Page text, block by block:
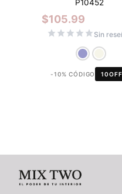
P10452
$105.99
Sin
-10% CÓDIGO 10OFF